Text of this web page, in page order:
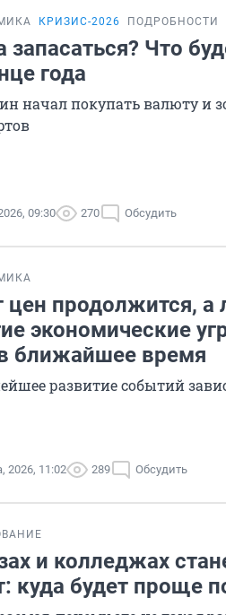
КРИЗИС-2026 ПОДРОБНОСТИ
запасаться? Что
года
начал покупать валюту и
09:30 270 Обсудить
цен продолжится, а
экономические
ближайшее время
развитие событий
2026, 11:02 289 Обсудить
и колледжах
куда будет проще